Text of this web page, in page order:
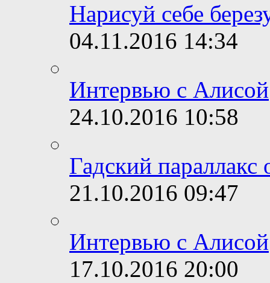
Нарисуй себе
04.11.2016 14:34
Интервью с Алисой
24.10.2016 10:58
Гадский параллакс
21.10.2016 09:47
Интервью с Алисой
17.10.2016 20:00